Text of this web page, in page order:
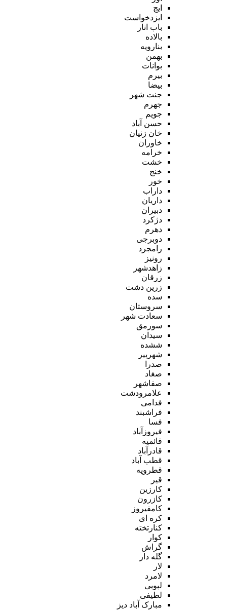
ایج
ایزدخواست
باب انار
بالاده
بنارویه
بهمن
بوانات
بیرم
بیضا
جنت شهر
جهرم
جویم
حسن آباد
خان زنیان
خاوران
خرامه
خشت
خنج
خور
داراب
داریان
دبیران
دژکرد
دهرم
دوبرجی
رامجرد
رونیز
زاهدشهر
زرقان
زرین دشت
سده
سروستان
سعادت شهر
سورمق
سیدان
ششده
شهرپیر
صدرا
صغاد
صفاشهر
علامرودشت
فدامی
فراشبند
فسا
فیروزآباد
قائمیه
قادرآباد
قطب آباد
قطرویه
قیر
کارزین
کازرون
کامفیروز
کره ای
کنارتخته
کوار
گراش
گله دار
لار
لامرد
لپویی
لطیفی
مبارک آباد دیز